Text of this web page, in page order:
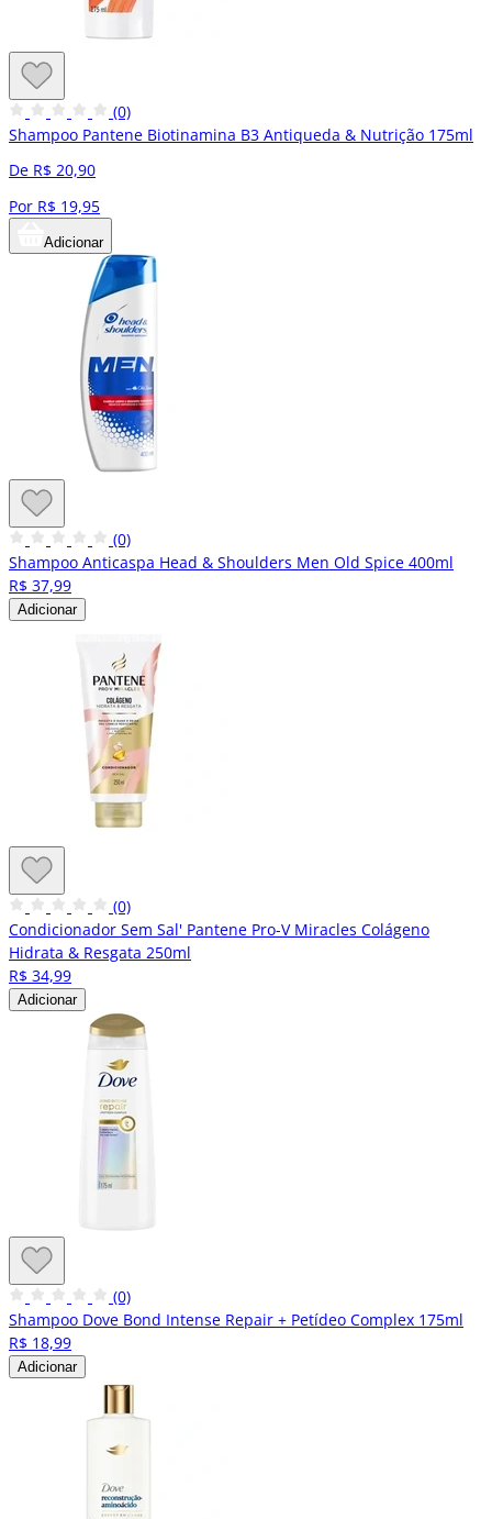
(0)
Shampoo Pantene Biotinamina B3 Antiqueda & Nutrição 175ml
De R$ 20,90
Por R$ 19,95
Adicionar
(0)
Shampoo Anticaspa Head & Shoulders Men Old Spice 400ml
R$ 37,99
Adicionar
(0)
Condicionador Sem Sal' Pantene Pro-V Miracles Colágeno
Hidrata & Resgata 250ml
R$ 34,99
Adicionar
(0)
Shampoo Dove Bond Intense Repair + Petídeo Complex 175ml
R$ 18,99
Adicionar